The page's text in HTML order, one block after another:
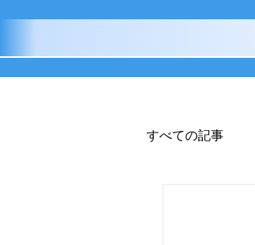
すべての記事